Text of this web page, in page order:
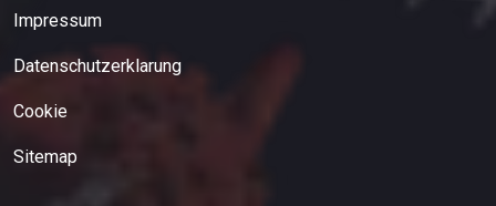
Impressum
Datenschutzerklarung
Cookie
Sitemap